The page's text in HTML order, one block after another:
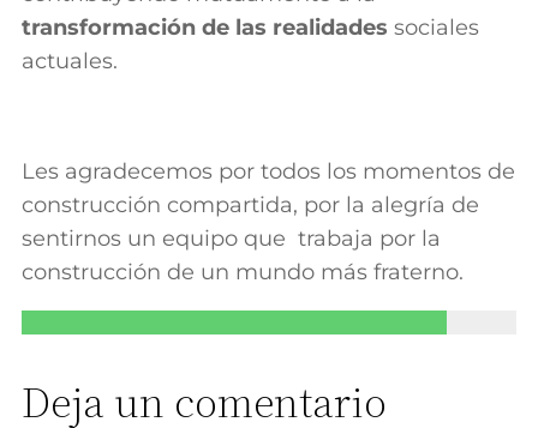
transformación de las realidades sociales
actuales.
Les agradecemos por todos los momentos de
construcción compartida, por la alegría de
sentirnos un equipo que trabaja por la
construcción de un mundo más fraterno.
Deja un comentario